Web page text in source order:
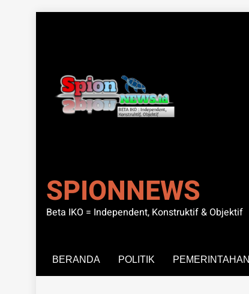
SPIONNEWS
Beta IKO = Independent, Konstruktif & Objektif
BERANDA POLITIK PEMERINTAHAN